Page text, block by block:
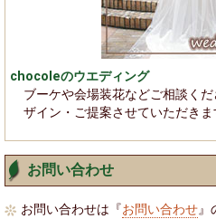
chocoleのウエディング
ブーケや会場装花などご相談く
ザイン・ご提案させていただきま
お問い合わせ
お問い合わせは『お問い合わせ』